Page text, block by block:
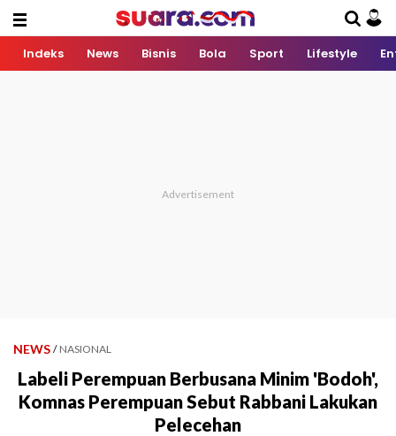
Indeks News Bisnis Bola Sport Lifestyle
NEWS / NASIONAL
Labeli Perempuan Berbusana Minim 'Bodoh',
Komnas Perempuan Sebut Rabbani Lakukan
Pelecehan